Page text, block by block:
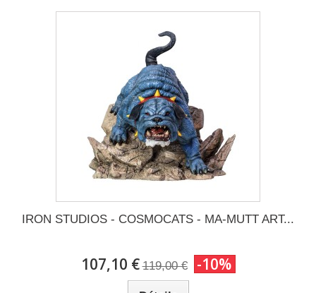
IRON STUDIOS - COSMOCATS - MA-MUTT ART...
107,10 € 119,00 € -10%